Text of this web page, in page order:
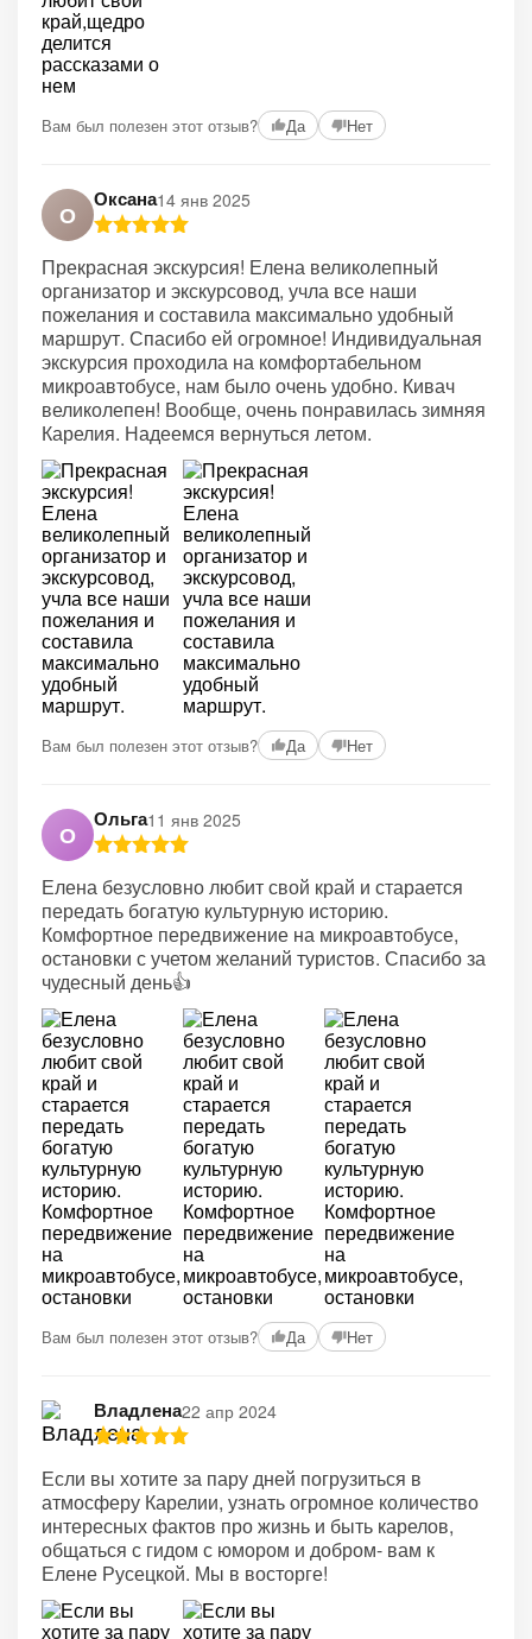
Вам был полезен этот отзыв? Да Нет
О
Оксана14 янв 2025
Прекрасная экскурсия! Елена великолепный
организатор и экскурсовод, учла все наши
пожелания и составила максимально удобный
маршрут. Спасибо ей огромное! Индивидуальная
экскурсия проходила на комфортабельном
микроавтобусе, нам было очень удобно. Кивач
великолепен! Вообще, очень понравилась зимняя
Карелия. Надеемся вернуться летом.
Вам был полезен этот отзыв? Да Нет
О
Ольга11 янв 2025
Елена безусловно любит свой край и старается
передать богатую культурную историю.
Комфортное передвижение на микроавтобусе,
остановки с учетом желаний туристов. Спасибо за
чудесный день👍
Вам был полезен этот отзыв? Да Нет
Владлена22 апр 2024
Если вы хотите за пару дней погрузиться в
атмосферу Карелии, узнать огромное количество
интересных фактов про жизнь и быть карелов,
общаться с гидом с юмором и добром- вам к
Елене Русецкой. Мы в восторге!